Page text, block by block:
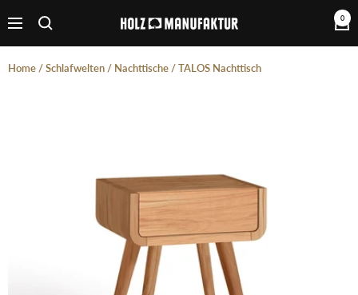
zumNavigation Holzmanufaktur 0
Home/Schlafwelten/ Nachttische/TALOS Nachttisch